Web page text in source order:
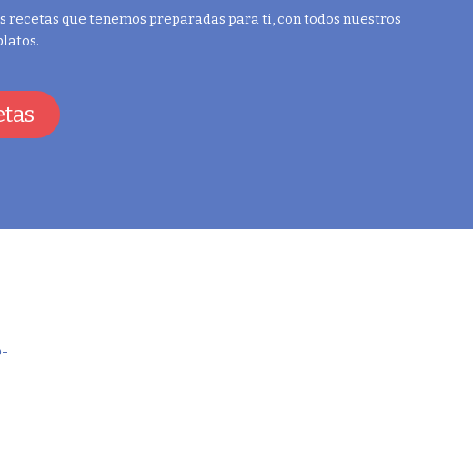
recetas que tenemos preparadas para ti, con todos nuestros